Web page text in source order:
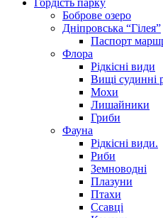
Гордість парку
Боброве озеро
Дніпровська “Гілея”
Паспорт
Флора
Рідкісні види
Вищі судинні
Мохи
Лишайники
Гриби
Фауна
Рідкісні види.
Риби
Земноводні
Плазуни
Птахи
Ссавці